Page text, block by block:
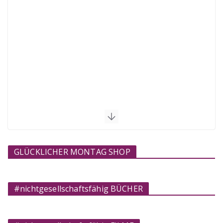
GLÜCKLICHER MONTAG SHOP
#nichtgesellschaftsfähig BÜCHER